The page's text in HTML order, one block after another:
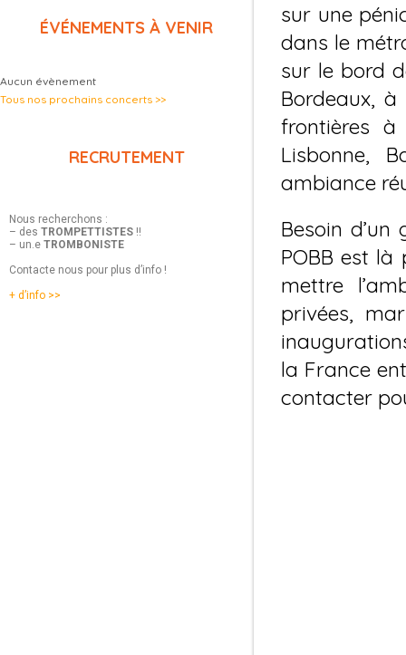
ÉVÉNEMENTS À VENIR
Aucun évènement
Tous nos prochains concerts >>
RECRUTEMENT
Nous recherchons :
– des TROMPETTISTES !!
– un.e TROMBONISTE
Contacte nous pour plus d’info !
+ d’info >>
sur une
dans le
sur le bord
Bordeaux,
frontières à
Lisbonne,
ambiance
Besoin
POBB est
mettre
privées,
la France
contacter